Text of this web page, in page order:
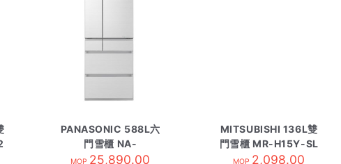
PANASONIC 588L六
門雪櫃 NA-
F607HX/WA 閃亮白
MOP 25,890.00
MITSUBISHI 136L雙
門雪櫃 MR-H15Y-SL
閃銀
MOP 2,098.00